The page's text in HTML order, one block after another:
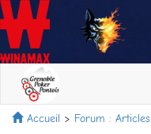
Accueil Forum : Articles